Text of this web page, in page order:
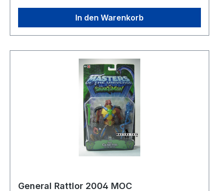
In den Warenkorb
General Rattlor 2004 MOC